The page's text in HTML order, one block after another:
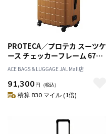
PROTECA／プロテカ スーツケ
ース チェッカーフレーム 67リ
ットル フレームタイプ 00143
ACE BAGS＆LUGGAGE JAL Mall店
91,300 円 （税込）
積算 830 マイル (1倍)